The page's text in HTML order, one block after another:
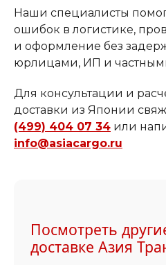
Наши специалисты
ошибок в логистике,
и оформление без
юрлицами, ИП и
Для консультации и
доставки из Японии
(499) 404 07 34 или
info@asiacargo.ru
Посмотреть
доставке Азия